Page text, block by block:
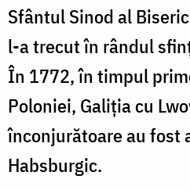
Sfântul Sinod al
l-a trecut în rândul
În 1772, în timpul
Poloniei, Galiția cu
înconjurătoare au fost
Habsburgic.